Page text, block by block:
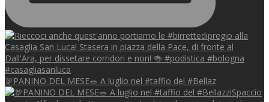
🦃PANINO DEL MESE🥗 A luglio nel #taffio del #Bellaz